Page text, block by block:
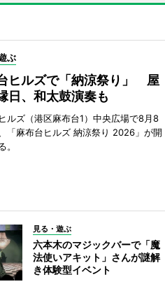
ぶ
ヒルズで「納涼祭り」 屋
日、和太鼓演奏も
ルズ（港区麻布台1）中央広場で8月8
「麻布台ヒルズ 納涼祭り 2026」が開
。
見る・遊ぶ
六本木のマジックバーで「魔
法使いアキット」さんが謎解
き体験型イベント